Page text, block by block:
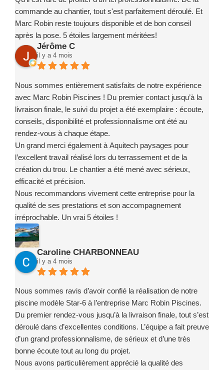
commande au chantier, tout s'est parfaitement déroulé. Et
Marc Robin reste toujours disponible et de bon conseil
après la pose. 5 étoiles largement méritées!
Jérôme C
il y a 4 mois
Nous sommes entièrement satisfaits de notre expérience
avec Marc Robin Piscines ! Du premier contact jusqu’à la
livraison finale, le suivi du projet a été exemplaire : écoute,
conseils, disponibilité et professionnalisme ont été au
rendez-vous à chaque étape.
Un grand merci également à Aquitech paysages pour
l’excellent travail réalisé lors du terrassement et de la
création du trou. Le chantier a été mené avec sérieux,
efficacité et précision.
Nous recommandons vivement cette entreprise pour la
qualité de ses prestations et son accompagnement
irréprochable. Un vrai 5 étoiles !
Caroline CHARBONNEAU
il y a 4 mois
Nous sommes ravis d’avoir confié la réalisation de notre
piscine modèle Star-6 à l’entreprise Marc Robin Piscines.
Du premier rendez-vous jusqu’à la livraison finale, tout s’est
déroulé dans d’excellentes conditions. L’équipe a fait preuve
d’un grand professionnalisme, de sérieux et d’une très
bonne écoute tout au long du projet.
Nous avons particulièrement apprécié la qualité des